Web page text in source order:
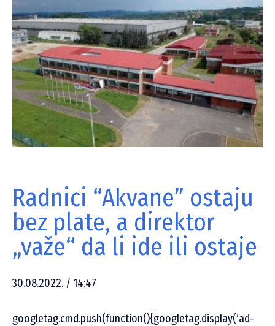
Radnici “Akvane” ostaju
bez plate, a direktor
„važe“ da li ide ili ostaje
30.08.2022. / 14:47
googletag.cmd.push(function(){googletag.display(‘ad-